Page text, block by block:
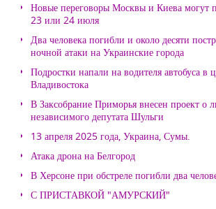
Новые переговоры Москвы и Киева могут
23 или 24 июля
Два человека погибли и около десяти
ночной атаки на Украинские города
Подростки напали на водителя автобуса в
Владивостока
В Заксобрание Приморья внесен проект о
независимого депутата Шульги
13 апреля 2025 года, Украина, Сумы.
Атака дрона на Белгород
В Херсоне при обстреле погибли два
С ПРИСТАВКОЙ "АМУРСКИЙ"